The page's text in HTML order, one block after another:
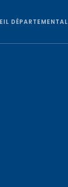
DÉPARTEMENTAL